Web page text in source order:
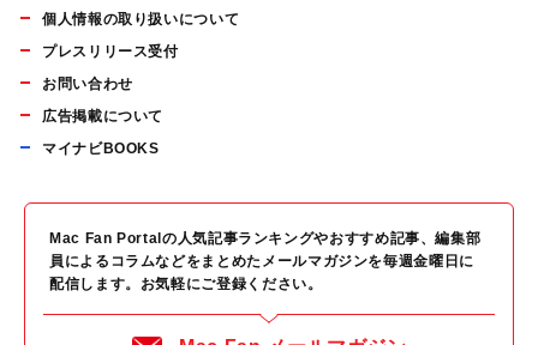
個人情報の取り扱いについて
プレスリリース受付
お問い合わせ
広告掲載について
マイナビBOOKS
Mac Fan Portalの人気記事ランキングやおすすめ記事、編集部
員によるコラムなどをまとめたメールマガジンを毎週金曜日に
配信します。お気軽にご登録ください。